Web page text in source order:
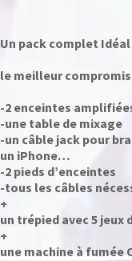
Un pack complet Idéal
le meilleur
-2 enceintes
-une table de mixage
-un câble jack pour
un iPhone…
-2 pieds d’enceintes
-tous les câbles
+
un trépied avec 5 jeux
+
une machine à fumée